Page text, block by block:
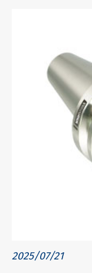
2025/07/21